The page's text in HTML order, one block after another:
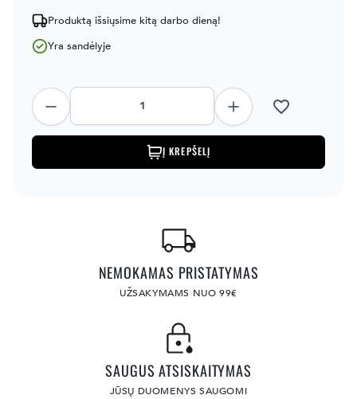
Produktą išsiųsime kitą darbo dieną!
Yra sandėlyje
favorite_border
Į KREPŠELĮ
NEMOKAMAS PRISTATYMAS
UŽSAKYMAMS NUO 99€
SAUGUS ATSISKAITYMAS
JŪSŲ DUOMENYS SAUGOMI